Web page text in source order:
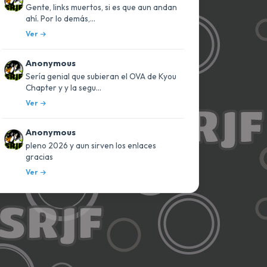
Gente, links muertos, si es que aun andan
ahí. Por lo demás,...
Ver
Anonymous
Sería genial que subieran el OVA de Kyou
Chapter y y la segu...
Ver
Anonymous
pleno 2026 y aun sirven los enlaces
gracias
Ver